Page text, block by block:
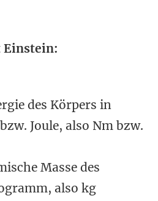
Einstein:
des Körpers in
Joule, also Nm bzw.
Masse des
also kg